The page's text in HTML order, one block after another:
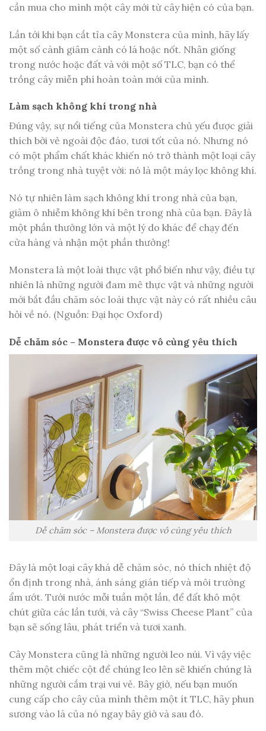
cần mua cho mình một cây mới từ cây hiện có của bạn.
Lần tới khi bạn cắt tỉa cây Monstera của mình, hãy lấy
một số cành giâm cành có lá hoặc nốt. Nhân giống
trong nước hoặc đất và với một số TLC, bạn có thể
trồng cây miễn phí hoàn toàn mới của mình.
Làm sạch không khí trong nhà
Đúng vậy, sự nổi tiếng của Monstera chủ yếu được giải
thích bởi vẻ ngoài độc đáo, tươi tốt của nó. Nhưng nó
có một phẩm chất khác khiến nó trở thành một loại cây
trồng trong nhà tuyệt vời: nó là một máy lọc không khí.
Nó tự nhiên làm sạch không khí trong nhà của bạn,
giảm ô nhiễm không khí bên trong nhà của bạn. Đây là
một phần thưởng lớn và một lý do khác để chạy đến
cửa hàng và nhận một phần thưởng!
Monstera là một loài thực vật phổ biến như vậy, điều tự
nhiên là những người đam mê thực vật và những người
mới bắt đầu chăm sóc loài thực vật này có rất nhiều câu
hỏi về nó. (Nguồn: Đại học Oxford)
Dễ chăm sóc – Monstera được vô cùng yêu thích
Dễ chăm sóc – Monstera được vô cùng yêu thích
Đây là một loại cây khá dễ chăm sóc, nó thích nhiệt độ
ổn định trong nhà, ánh sáng gián tiếp và môi trường
ẩm ướt. Tưới nước mỗi tuần một lần, để đất khô một
chút giữa các lần tưới, và cây “Swiss Cheese Plant” của
bạn sẽ sống lâu, phát triển và tươi xanh.
Cây Monstera cũng là những người leo núi. Vì vậy việc
thêm một chiếc cột để chúng leo lên sẽ khiến chúng là
những người cắm trại vui vẻ. Bây giờ, nếu bạn muốn
cung cấp cho cây của mình thêm một ít TLC, hãy phun
sương vào lá của nó ngay bây giờ và sau đó.